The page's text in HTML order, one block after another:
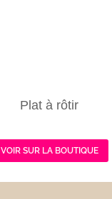
Plat à rôtir
VOIR SUR LA BOUTIQUE